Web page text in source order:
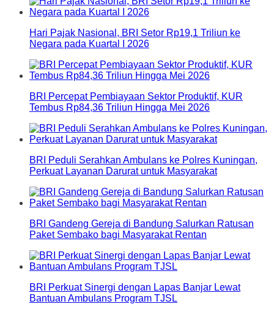
Hari Pajak Nasional, BRI Setor Rp19,1 Triliun ke
Negara pada Kuartal I 2026
BRI Percepat Pembiayaan Sektor Produktif, KUR
Tembus Rp84,36 Triliun Hingga Mei 2026
BRI Peduli Serahkan Ambulans ke Polres Kuningan,
Perkuat Layanan Darurat untuk Masyarakat
BRI Gandeng Gereja di Bandung Salurkan Ratusan
Paket Sembako bagi Masyarakat Rentan
BRI Perkuat Sinergi dengan Lapas Banjar Lewat
Bantuan Ambulans Program TJSL